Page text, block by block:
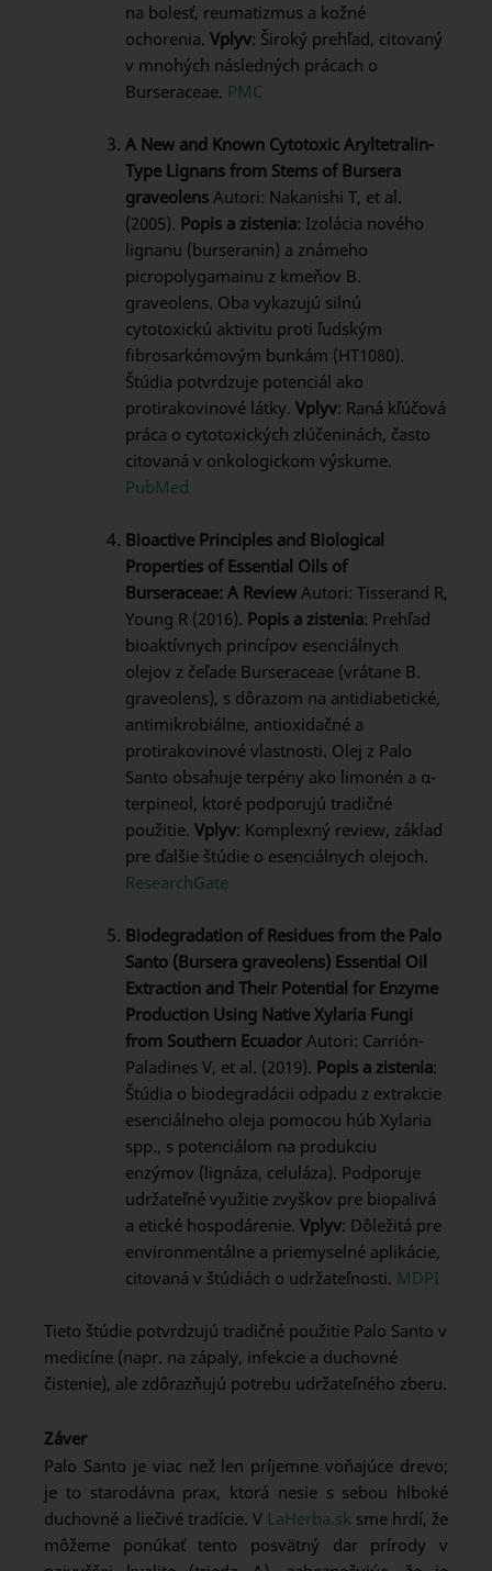
na bolesť, reumatizmus a kožné
ochorenia. Vplyv: Široký prehľad, citovaný
v mnohých následných prácach o
Burseraceae. PMC
A New and Known Cytotoxic Aryltetralin-
Type Lignans from Stems of Bursera
graveolens Autori: Nakanishi T, et al.
(2005). Popis a zistenia: Izolácia nového
lignanu (burseranin) a známeho
picropolygamainu z kmeňov B.
graveolens. Oba vykazujú silnú
cytotoxickú aktivitu proti ľudským
fibrosarkómovým bunkám (HT1080).
Štúdia potvrdzuje potenciál ako
protirakovinové látky. Vplyv: Raná kľúčová
práca o cytotoxických zlúčeninách, často
citovaná v onkologickom výskume.
PubMed
Bioactive Principles and Biological
Properties of Essential Oils of
Burseraceae: A Review Autori: Tisserand R,
Young R (2016). Popis a zistenia: Prehľad
bioaktívnych princípov esenciálnych
olejov z čeľade Burseraceae (vrátane B.
graveolens), s dôrazom na antidiabetické,
antimikrobiálne, antioxidačné a
protirakovinové vlastnosti. Olej z Palo
Santo obsahuje terpény ako limonén a α-
terpineol, ktoré podporujú tradičné
použitie. Vplyv: Komplexný review, základ
pre ďalšie štúdie o esenciálnych olejoch.
ResearchGate
Biodegradation of Residues from the Palo
Santo (Bursera graveolens) Essential Oil
Extraction and Their Potential for Enzyme
Production Using Native Xylaria Fungi
from Southern EcuadorAutori: Carrión-
Paladines V, et al. (2019). Popis a zistenia:
Štúdia o biodegradácii odpadu z extrakcie
esenciálneho oleja pomocou húb Xylaria
spp., s potenciálom na produkciu
enzýmov (lignáza, celuláza). Podporuje
udržateľné využitie zvyškov pre biopalivá
a etické hospodárenie. Vplyv: Dôležitá pre
environmentálne a priemyselné aplikácie,
citovaná v štúdiách o udržateľnosti. MDPI
Tieto štúdie potvrdzujú tradičné použitie Palo Santo v
medicíne (napr. na zápaly, infekcie a duchovné
čistenie), ale zdôrazňujú potrebu udržateľného zberu.
Záver
Palo Santo je viac než len príjemne voňajúce drevo;
je to starodávna prax, ktorá nesie s sebou hlboké
duchovné a liečivé tradície. V LaHerba.sk sme hrdí, že
môžeme ponúkať tento posvätný dar prírody v